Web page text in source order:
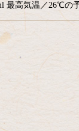
最高気温